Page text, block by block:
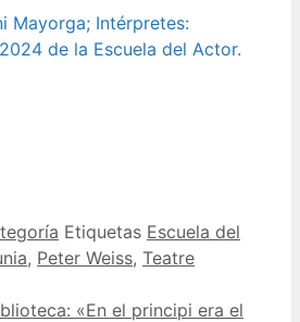
Mayorga; Intérpretes:
de la Escuela del Actor.
Etiquetas Escuela del
, Peter Weiss, Teatre
«En el principi era el